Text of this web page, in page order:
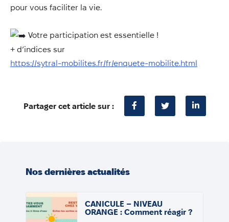
pour vous faciliter la vie.
Votre participation est essentielle !
+ d’indices sur
https://sytral-mobilites.fr/fr/enquete-mobilite.html
Partager cet article sur :
Nos dernières actualités
CANICULE – NIVEAU
ORANGE : Comment réagir ?